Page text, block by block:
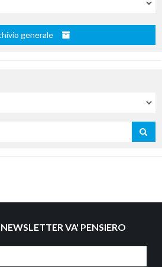
generale
VA' PENSIERO